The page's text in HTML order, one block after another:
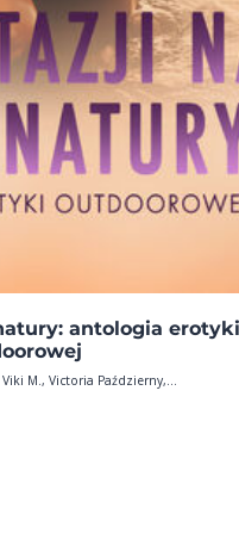
antologia erotyki
M., Victoria Październy,...